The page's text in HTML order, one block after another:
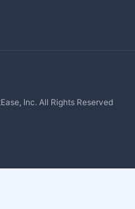
Inc. All Rights Reserved